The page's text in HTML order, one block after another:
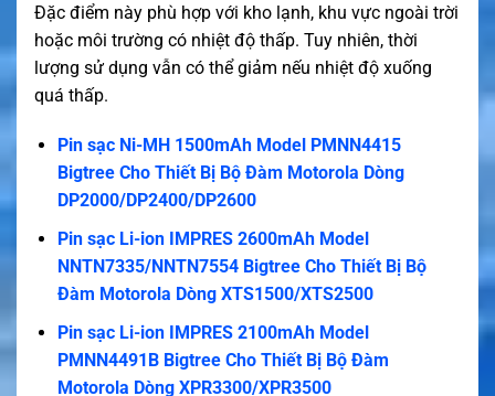
Đặc điểm này phù hợp với kho lạnh, khu vực ngoài trời
hoặc môi trường có nhiệt độ thấp. Tuy nhiên, thời
lượng sử dụng vẫn có thể giảm nếu nhiệt độ xuống
quá thấp.
Pin sạc Ni-MH 1500mAh Model PMNN4415
Bigtree Cho Thiết Bị Bộ Đàm Motorola Dòng
DP2000/DP2400/DP2600
Pin sạc Li-ion IMPRES 2600mAh Model
NNTN7335/NNTN7554 Bigtree Cho Thiết Bị Bộ
Đàm Motorola Dòng XTS1500/XTS2500
Pin sạc Li-ion IMPRES 2100mAh Model
PMNN4491B Bigtree Cho Thiết Bị Bộ Đàm
Motorola Dòng XPR3300/XPR3500